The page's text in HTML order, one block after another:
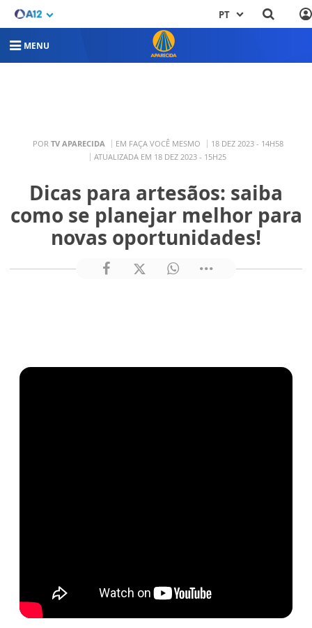
PT
MENU
POR TV APARECIDA EM FAÇA VOCÊ MESMO
18 DEZ 2023 - 14H58
ATUALIZADA EM 18 DEZ 2023 - 15H25
Dicas para artesãos: saiba
como se planejar melhor para
novas oportunidades!